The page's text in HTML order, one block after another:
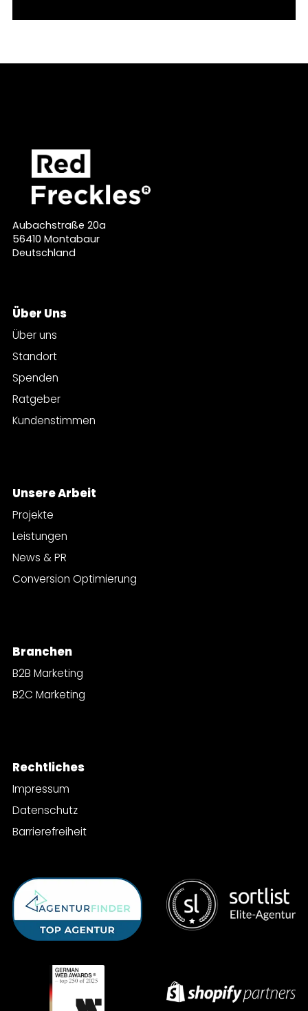
Aubachstraße 20a
56410 Montabaur
Deutschland
Über Uns
Über uns
Standort
Spenden
Ratgeber
Kundenstimmen
Unsere Arbeit
Projekte
Leistungen
News & PR
Conversion Optimierung
Branchen
B2B Marketing
B2C Marketing
Rechtliches
Impressum
Datenschutz
Barrierefreiheit